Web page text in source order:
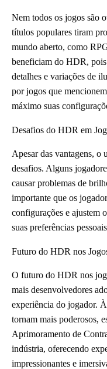
Nem todos os jogos são
títulos populares tiram
mundo aberto, como
beneficiam do HDR, pois
detalhes e variações de
por jogos que
máximo suas
Desafios do HDR em
Apesar das vantagens, o
desafios. Alguns
causar problemas de
importante que os
configurações e ajustem
suas preferências
Futuro do HDR nos
O futuro do HDR nos
mais desenvolvedores
experiência do jogador.
tornam mais poderosos,
Aprimoramento de
indústria, oferecendo
impressionantes e